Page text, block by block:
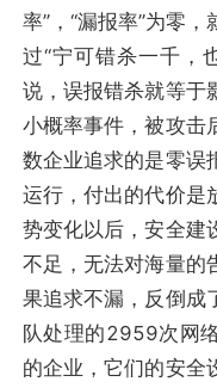
率”，“漏报率”为零
过“宁可错杀一千，
说，误报错杀就等于
小概率事件，被攻击
数企业追求的是零误
运行，付出的代价是
势变化以后，安全建
不足，无法对海量的
果追求不漏，反倒成
队处理的2959次网
的企业，它们的安全